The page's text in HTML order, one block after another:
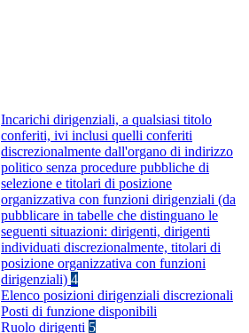
Incarichi dirigenziali, a qualsiasi titolo
conferiti, ivi inclusi quelli conferiti
discrezionalmente dall'organo di indirizzo
politico senza procedure pubbliche di
selezione e titolari di posizione
organizzativa con funzioni dirigenziali (da
pubblicare in tabelle che distinguano le
seguenti situazioni: dirigenti, dirigenti
individuati discrezionalmente, titolari di
posizione organizzativa con funzioni
dirigenziali) 4
Elenco posizioni dirigenziali discrezionali
Posti di funzione disponibili
Ruolo dirigenti 5